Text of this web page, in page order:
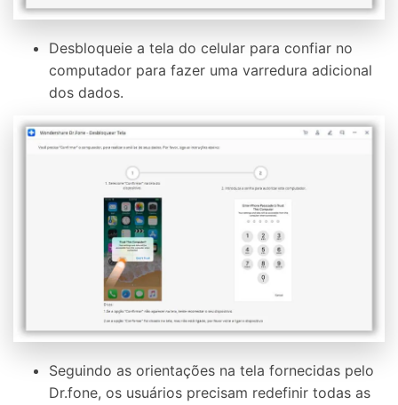
Desbloqueie a tela do celular para confiar no
computador para fazer uma varredura adicional
dos dados.
Seguindo as orientações na tela fornecidas pelo
Dr.fone, os usuários precisam redefinir todas as